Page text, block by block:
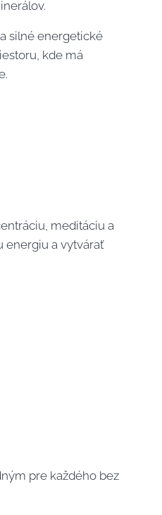
silné energetické
kde má
meditáciu a
energiu a vytvárať
pre každého bez